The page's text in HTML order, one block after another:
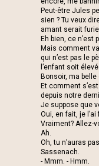
Peut-être Jules
sien ? Tu veux
amant serait
Eh bien, ce
Mais comment
qui n’est pas le
l’enfant soit
Bonsoir, ma belle
Et comment
depuis notre
Je suppose que
Oui, en fait, je l’ai
Vraiment? Allez-
Ah.
Oh, tu n’auras
Sassenach.
- Mmm. - Hmm.